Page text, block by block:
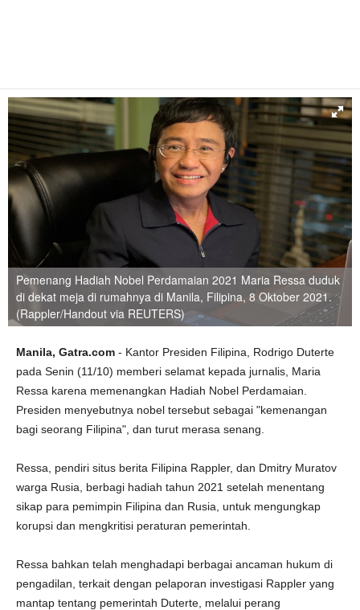
Pemenang Hadiah Nobel Perdamaian 2021 Maria Ressa duduk
di dekat meja di rumahnya di Manila, Filipina, 8 Oktober 2021.
(Rappler/Handout via REUTERS)
Manila, Gatra.com - Kantor Presiden Filipina, Rodrigo Duterte
pada Senin (11/10) memberi selamat kepada jurnalis, Maria
Ressa karena memenangkan Hadiah Nobel Perdamaian.
Presiden menyebutnya nobel tersebut sebagai "kemenangan
bagi seorang Filipina", dan turut merasa senang.
Ressa, pendiri situs berita Filipina Rappler, dan Dmitry Muratov
warga Rusia, berbagi hadiah tahun 2021 setelah menentang
sikap para pemimpin Filipina dan Rusia, untuk mengungkap
korupsi dan mengkritisi peraturan pemerintah.
Ressa bahkan telah menghadapi berbagai ancaman hukum di
pengadilan, terkait dengan pelaporan investigasi Rappler yang
mantap tentang pemerintah Duterte, melalui perang